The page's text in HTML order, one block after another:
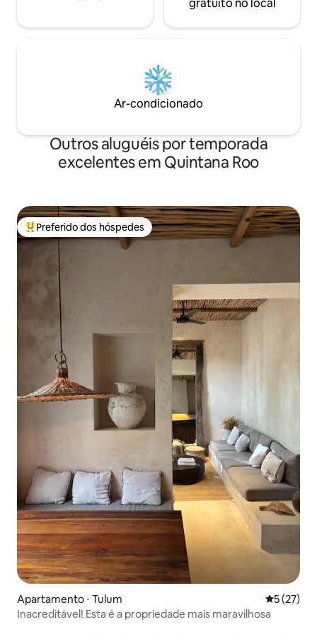
gratuito no local
Ar-condicionado
Outros aluguéis por temporada
excelentes em Quintana Roo
Entre os melhores preferidos dos hóspedes
Preferido dos hóspedes
Apartamento ⋅ Tulum 5 de uma
5 (27)
Inacreditável! Esta é a propriedade mais maravilhosa